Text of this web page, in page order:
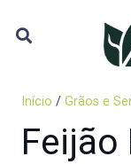
Início / Grãos e
Feijão